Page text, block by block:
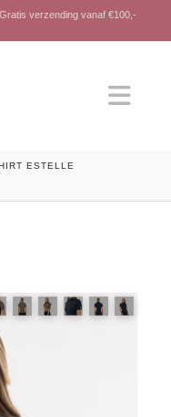
Gratis verzending vanaf €100,-
ESTELLE